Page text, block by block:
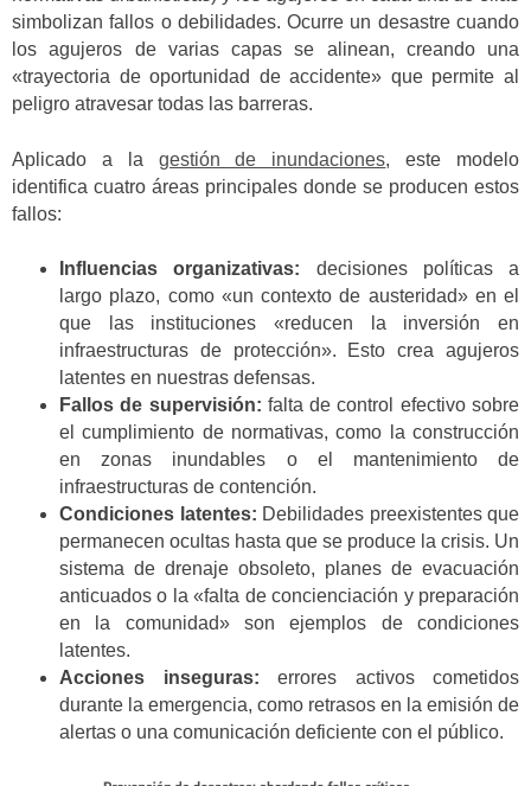
simbolizan fallos o debilidades. Ocurre un desastre cuando
los agujeros de varias capas se alinean, creando una
«trayectoria de oportunidad de accidente» que permite al
peligro atravesar todas las barreras.
Aplicado a la gestión de inundaciones, este modelo
identifica cuatro áreas principales donde se producen estos
fallos:
Influencias organizativas: decisiones políticas a
largo plazo, como «un contexto de austeridad» en el
que las instituciones «reducen la inversión en
infraestructuras de protección». Esto crea agujeros
latentes en nuestras defensas.
Fallos de supervisión: falta de control efectivo sobre
el cumplimiento de normativas, como la construcción
en zonas inundables o el mantenimiento de
infraestructuras de contención.
Condiciones latentes: Debilidades preexistentes que
permanecen ocultas hasta que se produce la crisis. Un
sistema de drenaje obsoleto, planes de evacuación
anticuados o la «falta de concienciación y preparación
en la comunidad» son ejemplos de condiciones
latentes.
Acciones inseguras: errores activos cometidos
durante la emergencia, como retrasos en la emisión de
alertas o una comunicación deficiente con el público.